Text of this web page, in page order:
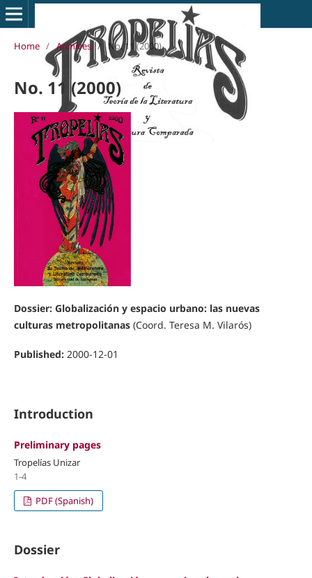
Home / Archives / No. 11 (2000)
No. 11 (2000)
Dossier: Globalización y espacio urbano: las nuevas
culturas metropolitanas(Coord. Teresa M. Vilarós)
Published: 2000-12-01
Introduction
Preliminary pages
Tropelías Unizar
1-4
PDF (Spanish)
Dossier